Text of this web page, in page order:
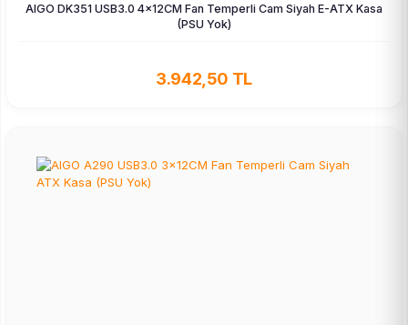
AIGO DK351 USB3.0 4×12CM Fan Temperli Cam Siyah E-ATX Kasa
(PSU Yok)
3.942,50 TL